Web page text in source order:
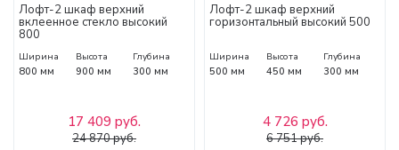
Лофт-2 шкаф верхний
вклеенное стекло высокий
800
Ширина
800 мм
Высота
900 мм
Глубина
300 мм
17 409 руб.
24 870 руб.
Лофт-2 шкаф верхний
горизонтальный высокий 500
Ширина
500 мм
Высота
450 мм
Глубина
300 мм
4 726 руб.
6 751 руб.